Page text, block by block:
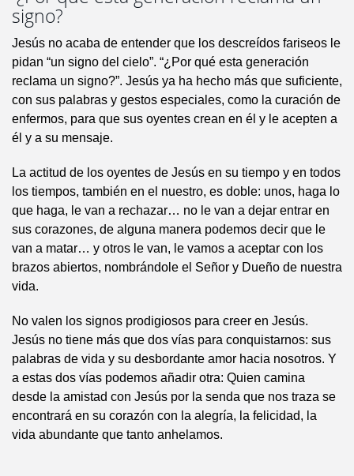
signo?
Jesús no acaba de entender que los descreídos fariseos le
pidan “un signo del cielo”. “¿Por qué esta generación
reclama un signo?”. Jesús ya ha hecho más que suficiente,
con sus palabras y gestos especiales, como la curación de
enfermos, para que sus oyentes crean en él y le acepten a
él y a su mensaje.
La actitud de los oyentes de Jesús en su tiempo y en todos
los tiempos, también en el nuestro, es doble: unos, haga lo
que haga, le van a rechazar… no le van a dejar entrar en
sus corazones, de alguna manera podemos decir que le
van a matar… y otros le van, le vamos a aceptar con los
brazos abiertos, nombrándole el Señor y Dueño de nuestra
vida.
No valen los signos prodigiosos para creer en Jesús.
Jesús no tiene más que dos vías para conquistarnos: sus
palabras de vida y su desbordante amor hacia nosotros. Y
a estas dos vías podemos añadir otra: Quien camina
desde la amistad con Jesús por la senda que nos traza se
encontrará en su corazón con la alegría, la felicidad, la
vida abundante que tanto anhelamos.